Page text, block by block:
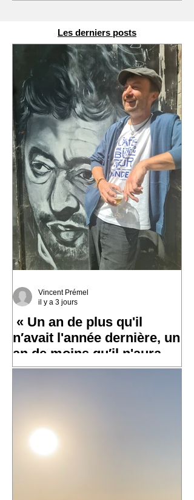
Les derniers posts
« Un an de plus qu'il
n′avait l'année dernière, un
an de moins qu′il n'aura
l′an prochain »
l'année dernière, un an de moins qu′il
n'aura l′an prochain » 📷 Laurent
Vincent Prémel
il y a 3 jours